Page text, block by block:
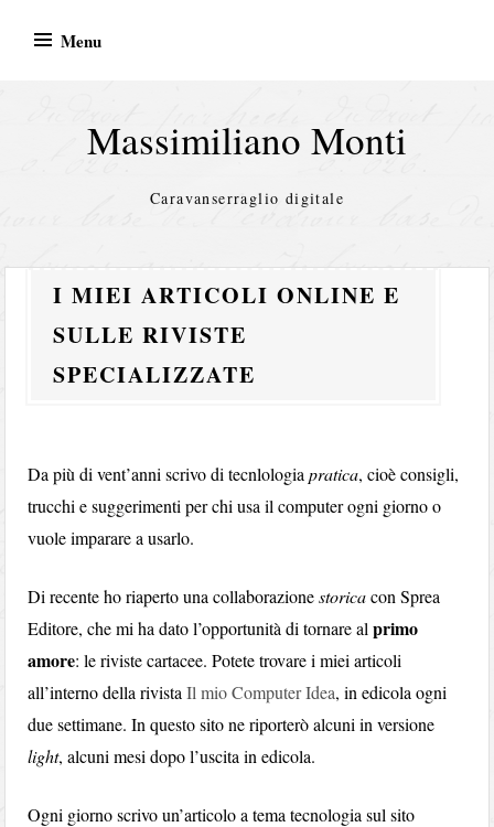
Menu
Massimiliano Monti
Caravanserraglio digitale
I MIEI ARTICOLI ONLINE E
SULLE RIVISTE
SPECIALIZZATE
Da più di vent’anni scrivo di tecnlologiapratica, cioè consigli,
trucchi e suggerimenti per chi usa il computer ogni giorno o
vuole imparare a usarlo.
Di recente ho riaperto una collaborazionestoricacon Sprea
Editore, che mi ha dato l’opportunità di tornare alprimo
amore: le riviste cartacee. Potete trovare i miei articoli
all’interno della rivistaIl mio Computer Idea, in edicola ogni
due settimane. In questo sito ne riporterò alcuni in versione
light, alcuni mesi dopo l’uscita in edicola.
Ogni giorno scrivo un’articolo a tema tecnologia sul sito